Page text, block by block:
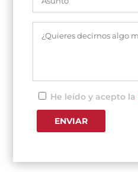
He leído y acepto la